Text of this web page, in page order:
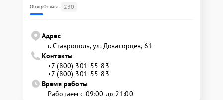
ОбзорОтзывы 230
Адрес
г. Ставрополь, ул. Доваторцев, 61
Контакты
+7 (800) 301-55-83
+7 (800) 301-55-83
Время работы
Работаем с 09:00 до 21:00